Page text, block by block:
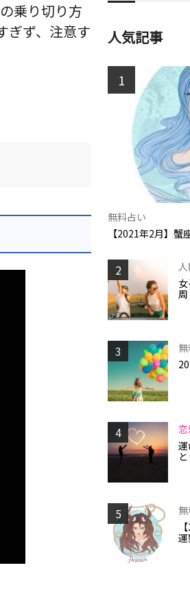
乗り切り方
ぎず、注意す
人気記事
1
無料占い
【2021年2月】蟹
2
3
4
5
運